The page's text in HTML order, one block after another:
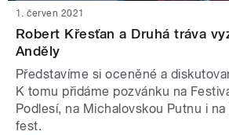
1. červen 2021
Robert Křesťan a Druhá tráva
Anděly
Představíme si oceněné a
K tomu přidáme pozvánku na
Podlesí, na Michalovskou Putnu i
fest.